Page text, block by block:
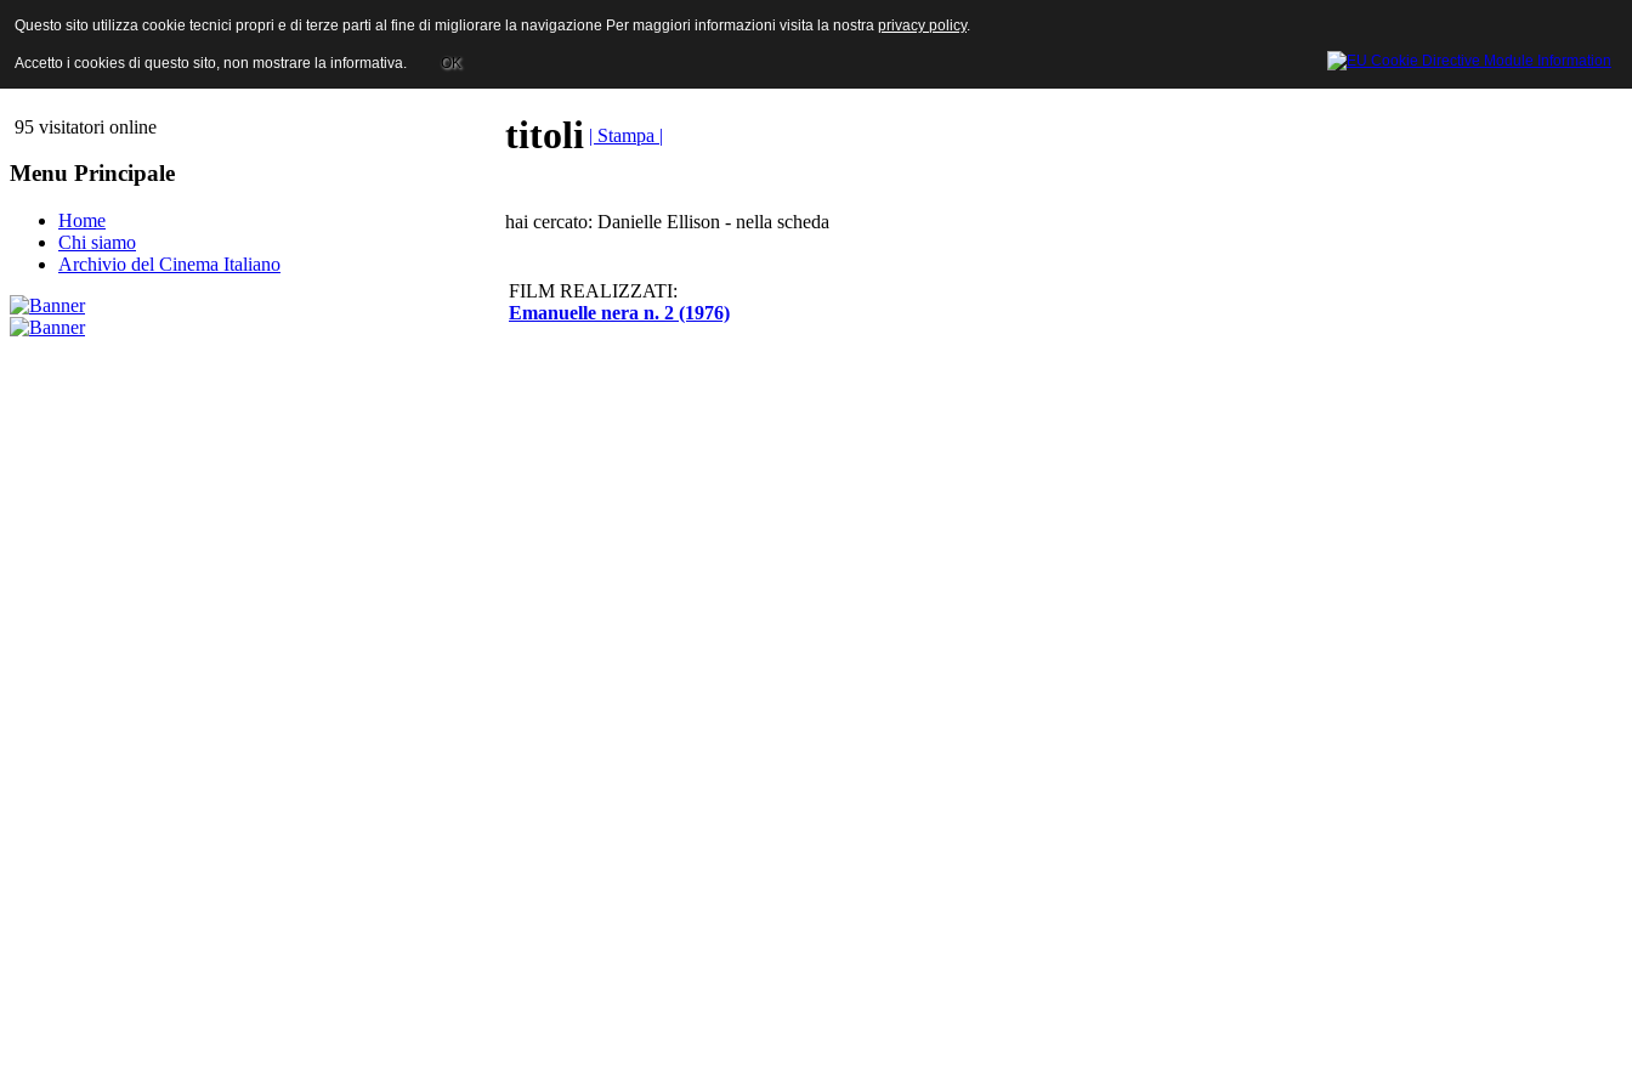
ANICA | Associazione Nazionale Industrie Cinematografiche Audiovisive e Multimediali
95 visitatori online
Menu Principale
Home
Chi siamo
Archivio del Cinema Italiano
titoli | Stampa |
hai cercato: Danielle Ellison - nella scheda
FILM REALIZZATI:
Emanuelle nera n. 2 (1976)
Questo sito utilizza cookie tecnici propri e di terze parti al fine di migliorare la navigazione Per maggiori informazioni visita la nostra privacy policy.
Accetto i cookies di questo sito, non mostrare la informativa. OK
Questo sito utilizza cookie tecnici propri e di terze parti al fine di migliorare la navigazione Per maggiori informazioni visita la nostra privacy policy.
Accetto i cookies di questo sito, non mostrare la informativa. OK